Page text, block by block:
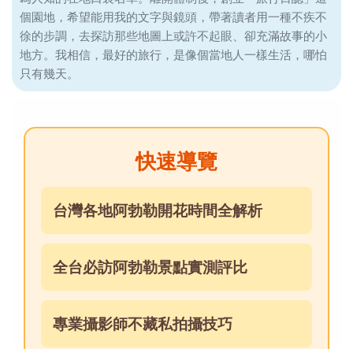
個園地，希望能用我的文字與鏡頭，帶著讀者用一種不疾不
徐的步調，去探訪那些地圖上或許不起眼、卻充滿故事的小
地方。我相信，最好的旅行，是像個當地人一樣生活，哪怕
只有幾天。
快速導覽
台灣各地阿勃勒開花時間全解析
全台必訪阿勃勒景點實測評比
專業攝影師不藏私拍攝技巧